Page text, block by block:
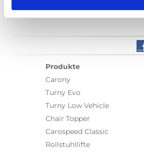
Produkte
Carony
Turny Evo
Turny Low Vehicle
Chair Topper
Carospeed Classic
Rollstuhllifte